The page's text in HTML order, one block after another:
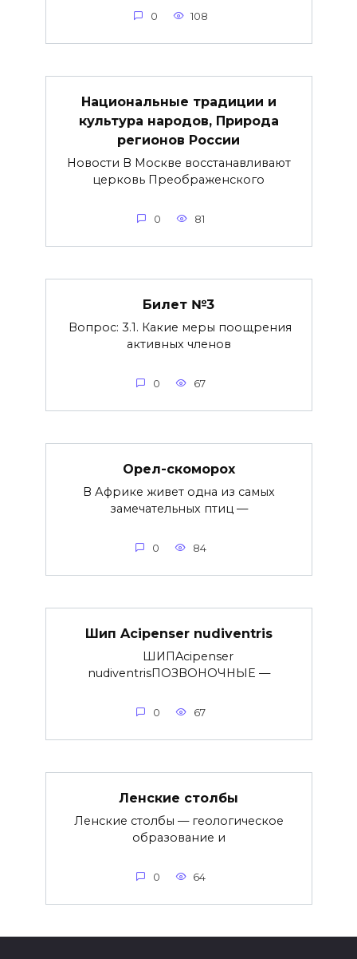
0 108
Национальные традиции и
культура народов, Природа
регионов России
Новости В Москве восстанавливают
церковь Преображенского
0 81
Билет №3
Вопрос: 3.1. Какие меры поощрения
активных членов
0 67
Орел-скоморох
В Африке живет одна из самых
замечательных птиц —
0 84
Шип Acipenser nudiventris
ШИПAcipenser
nudiventrisПОЗВОНОЧНЫЕ —
0 67
Ленские столбы
Ленские столбы — геологическое
образование и
0 64